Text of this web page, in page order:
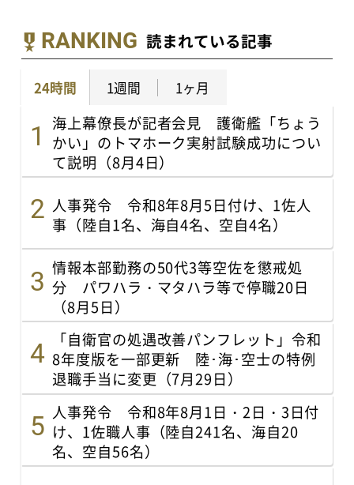
RANKING 読まれている記事
24時間 1週間 1ヶ月
海上幕僚長が記者会見 護衛艦「ちょう
かい」のトマホーク実射試験成功につい
て説明（8月4日）
人事発令 令和8年8月5日付け、1佐人
事（陸自1名、海自4名、空自4名）
情報本部勤務の50代3等空佐を懲戒処
分 パワハラ・マタハラ等で停職20日
（8月5日）
「自衛官の処遇改善パンフレット」令和
8年度版を一部更新 陸･海･空士の特例
退職手当に変更（7月29日）
人事発令 令和8年8月1日・2日・3日付
け、1佐職人事（陸自241名、海自20
名、空自56名）